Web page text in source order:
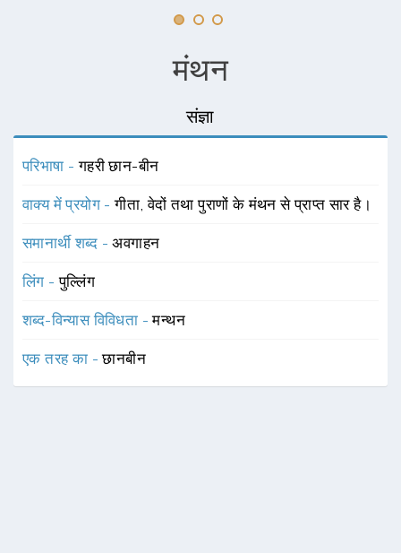
मंथन
संज्ञा
परिभाषा -गहरी छान-बीन
वाक्य में प्रयोग -गीता, वेदों तथा पुराणों के मंथन से प्राप्त सार है।
समानार्थी शब्द -अवगाहन
लिंग -पुल्लिंग
शब्द-विन्यास विविधता -मन्थन
एक तरह का -छानबीन